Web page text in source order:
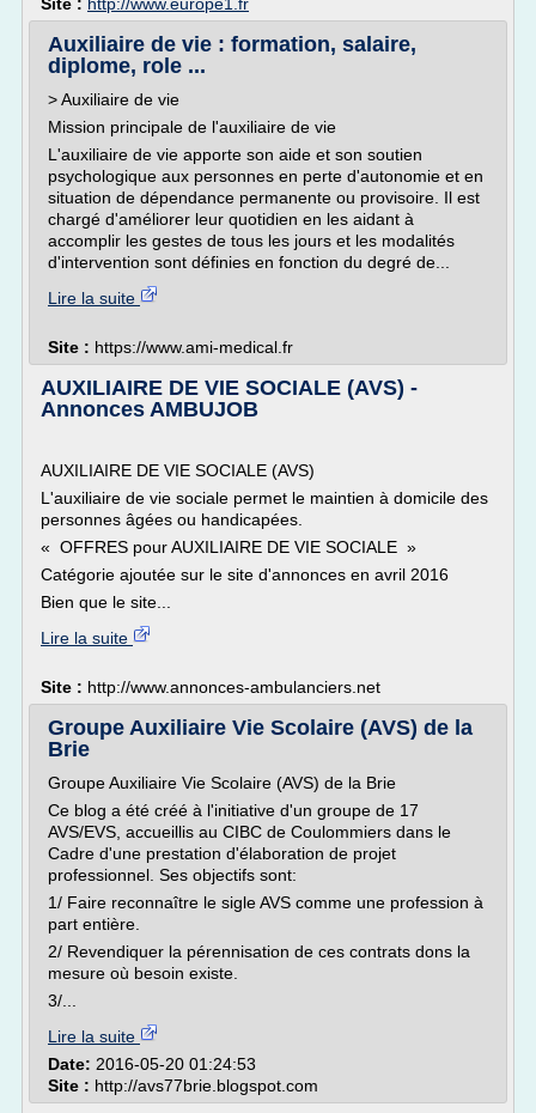
Auxiliaire de vie : formation, salaire,
diplome, role ...
> Auxiliaire de vie
Mission principale de l'auxiliaire de vie
L'auxiliaire de vie apporte son aide et son soutien
psychologique aux personnes en perte d'autonomie et en
situation de dépendance permanente ou provisoire. Il est
chargé d'améliorer leur quotidien en les aidant à
accomplir les gestes de tous les jours et les modalités
d'intervention sont définies en fonction du degré de...
Lire la suite
Site : https://www.ami-medical.fr
AUXILIAIRE DE VIE SOCIALE (AVS) -
Annonces AMBUJOB
AUXILIAIRE DE VIE SOCIALE (AVS)
L'auxiliaire de vie sociale permet le maintien à domicile des
personnes âgées ou handicapées.
« OFFRES pour AUXILIAIRE DE VIE SOCIALE »
Catégorie ajoutée sur le site d'annonces en avril 2016
Bien que le site...
Lire la suite
Site : http://www.annonces-ambulanciers.net
Groupe Auxiliaire Vie Scolaire (AVS) de la
Brie
Groupe Auxiliaire Vie Scolaire (AVS) de la Brie
Ce blog a été créé à l'initiative d'un groupe de 17
AVS/EVS, accueillis au CIBC de Coulommiers dans le
Cadre d'une prestation d'élaboration de projet
professionnel. Ses objectifs sont:
1/ Faire reconnaître le sigle AVS comme une profession à
part entière.
2/ Revendiquer la pérennisation de ces contrats dons la
mesure où besoin existe.
3/...
Lire la suite
Date: 2016-05-20 01:24:53
Site : http://avs77brie.blogspot.com